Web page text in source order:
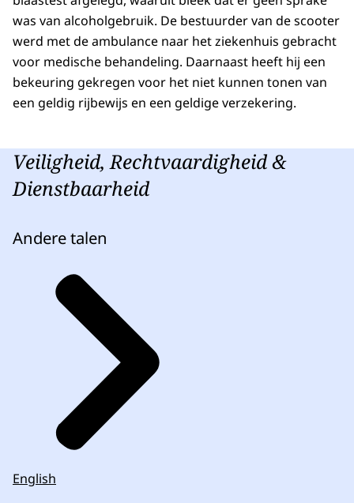
was van alcoholgebruik. De bestuurder van de scooter
werd met de ambulance naar het ziekenhuis gebracht
voor medische behandeling. Daarnaast heeft hij een
bekeuring gekregen voor het niet kunnen tonen van
een geldig rijbewijs en een geldige verzekering.
Veiligheid, Rechtvaardigheid &
Dienstbaarheid
Andere talen
English